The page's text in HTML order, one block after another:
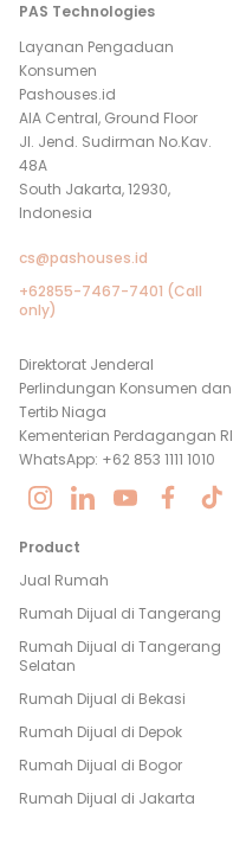
PAS Technologies
Layanan Pengaduan
Konsumen
Pashouses.id
AIA Central, Ground Floor
Jl. Jend. Sudirman No.Kav.
48A
South Jakarta, 12930,
Indonesia
cs@pashouses.id
+62855-7467-7401 (Call
only)
Direktorat Jenderal
Perlindungan Konsumen dan
Tertib Niaga
Kementerian Perdagangan RI
WhatsApp: +62 853 1111 1010
Product
Jual Rumah
Rumah Dijual di Tangerang
Rumah Dijual di Tangerang
Selatan
Rumah Dijual di Bekasi
Rumah Dijual di Depok
Rumah Dijual di Bogor
Rumah Dijual di Jakarta